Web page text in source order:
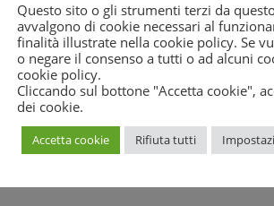
continua la sua “battaglia a favore
Cittadino FVG ha ottenuto risoluzione
Aquafarma al costo compl. di 5446
in un mese per 15mila euri da un
Questo sito o gli strumenti terzi da
avvalgono di cookie necessari al
finalità illustrate nella cookie policy. Se
o negare il consenso a tutti o ad alcuni
cookie policy.
Cliccando sul bottone "Accetta cookie",
dei cookie.
Accetta cookie Rifiuta tutti